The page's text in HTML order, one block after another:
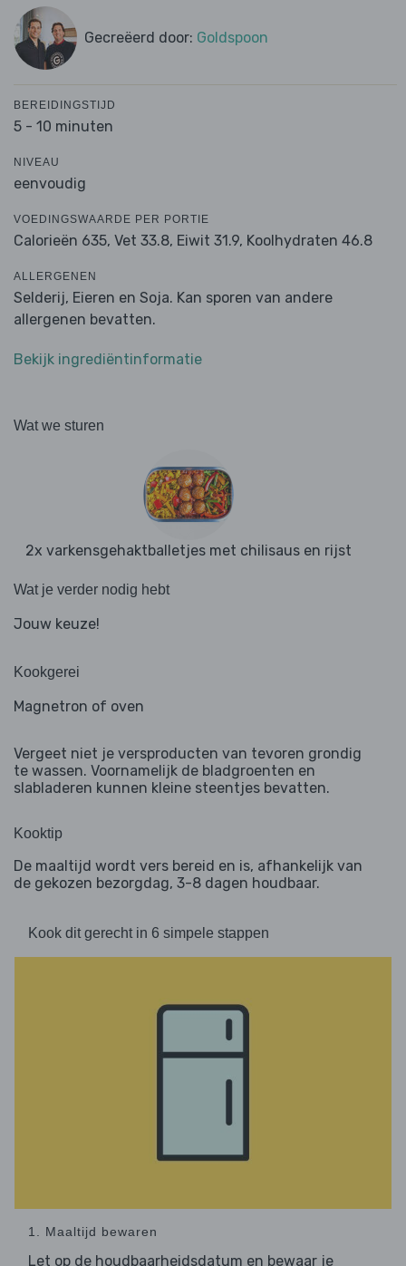
Gecreëerd door: Goldspoon
BEREIDINGSTIJD
5 - 10 minuten
NIVEAU
eenvoudig
VOEDINGSWAARDE PER PORTIE
Calorieën 635, Vet 33.8, Eiwit 31.9, Koolhydraten 46.8
ALLERGENEN
Selderij, Eieren en Soja. Kan sporen van andere
allergenen bevatten.
Bekijk ingrediëntinformatie
Wat we sturen
2x varkensgehaktballetjes met chilisaus en rijst
Wat je verder nodig hebt
Jouw keuze!
Kookgerei
Magnetron of oven
Vergeet niet je versproducten van tevoren grondig
te wassen. Voornamelijk de bladgroenten en
slabladeren kunnen kleine steentjes bevatten.
Kooktip
De maaltijd wordt vers bereid en is, afhankelijk van
de gekozen bezorgdag, 3-8 dagen houdbaar.
Kook dit gerecht in 6 simpele stappen
1. Maaltijd bewaren
Let op de houdbaarheidsdatum en bewaar je